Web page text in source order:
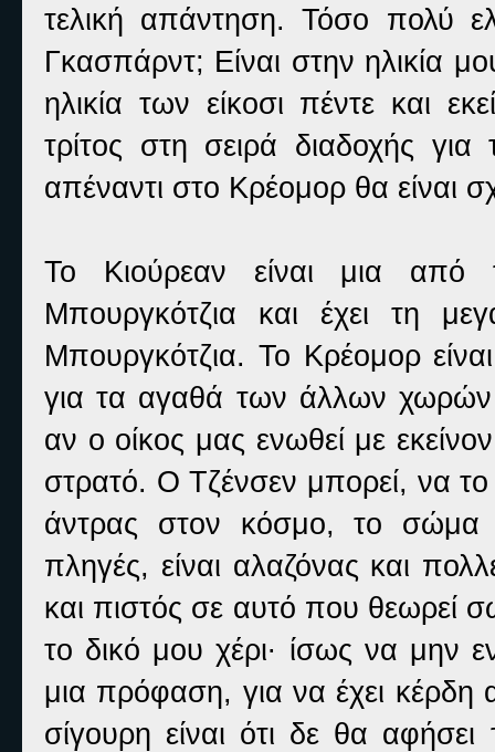
τελική απάντηση. Τόσο πολύ
Γκασπάρντ; Είναι στην ηλικία
ηλικία των είκοσι πέντε και
τρίτος στη σειρά διαδοχής
απέναντι στο Κρέομορ θα είναι
Το Κιούρεαν είναι μια από
Μπουργκότζια και έχει τη
Μπουργκότζια. Το Κρέομορ
για τα αγαθά των άλλων
αν ο οίκος μας ενωθεί με
στρατό. Ο Τζένσεν μπορεί, να το
άντρας στον κόσμο, το σώμα
πληγές, είναι αλαζόνας και
και πιστός σε αυτό που θεωρεί
το δικό μου χέρι∙ ίσως να μην
μια πρόφαση, για να έχει κέρδη
σίγουρη είναι ότι δε θα